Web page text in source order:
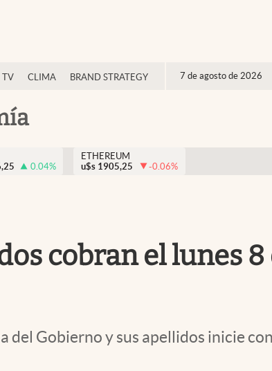
TV CLIMA BRAND STRATEGY 7 de agosto de 2026
0.04%
ETHEREUM
u$s 1905,25 -0.06%
cobran el lunes
Gobierno y sus apellidos inicie